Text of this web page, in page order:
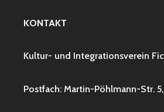
KONTAKT
Kultur- und Integrationsverein
Postfach: Martin-Pöhlmann-Str.